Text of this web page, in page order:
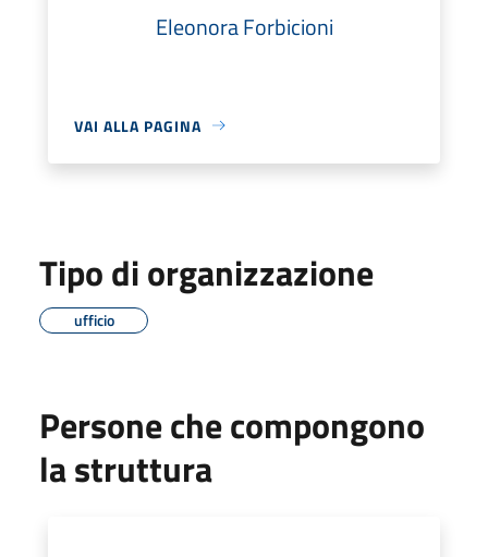
Eleonora Forbicioni
VAI ALLA PAGINA
Tipo di organizzazione
ufficio
Persone che compongono
la struttura